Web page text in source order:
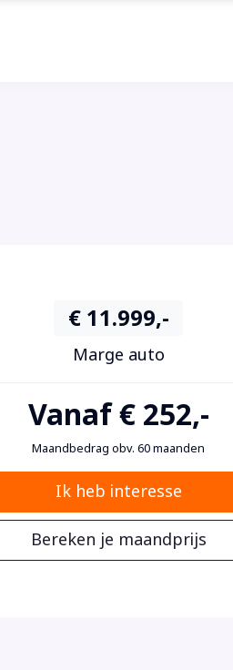
€ 11.999,-
Marge auto
Vanaf € 252,-
Maandbedrag obv. 60 maanden
Ik heb interesse
Bereken je maandprijs